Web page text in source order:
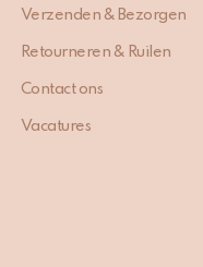
Verzenden & Bezorgen
Retourneren & Ruilen
Contact ons
Vacatures